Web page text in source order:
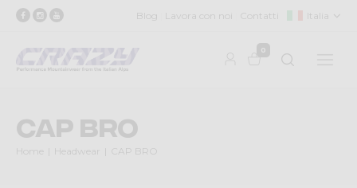
Blog Lavora con noi Contatti Italia
0
CAP BRO
Home Headwear CAP BRO